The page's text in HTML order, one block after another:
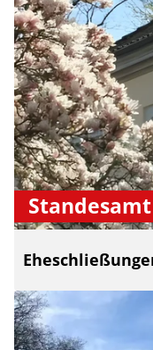
Standesamt